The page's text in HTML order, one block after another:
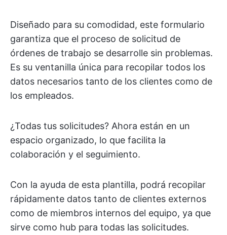
Diseñado para su comodidad, este formulario
garantiza que el proceso de solicitud de
órdenes de trabajo se desarrolle sin problemas.
Es su ventanilla única para recopilar todos los
datos necesarios tanto de los clientes como de
los empleados.
¿Todas tus solicitudes? Ahora están en un
espacio organizado, lo que facilita la
colaboración y el seguimiento.
Con la ayuda de esta plantilla, podrá recopilar
rápidamente datos tanto de clientes externos
como de miembros internos del equipo, ya que
sirve como hub para todas las solicitudes.